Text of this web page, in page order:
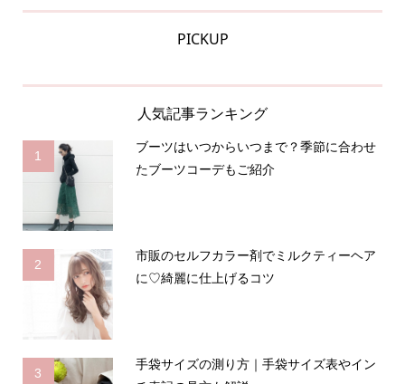
PICKUP
人気記事ランキング
1
ブーツはいつからいつまで？季節に合わせ
たブーツコーデもご紹介
2
市販のセルフカラー剤でミルクティーヘア
に♡綺麗に仕上げるコツ
3
手袋サイズの測り方｜手袋サイズ表やイン